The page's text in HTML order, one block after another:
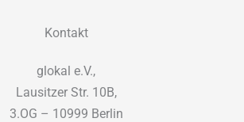
Kontakt
glokal e.V.,
Lausitzer Str. 10B,
3.OG – 10999 Berlin